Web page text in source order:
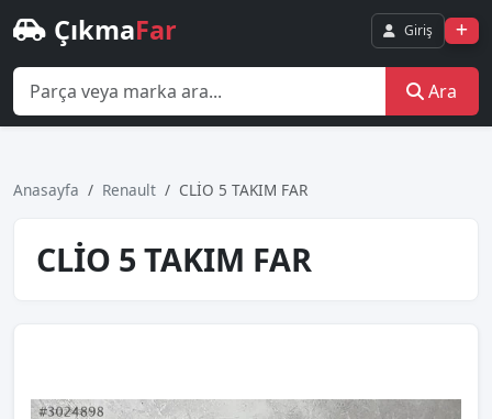
ÇıkmaFar Giriş
Ara
Anasayfa Renault CLİO 5 TAKIM FAR
CLİO 5 TAKIM FAR